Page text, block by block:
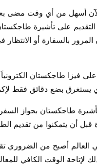
أسهل من أي وقت مضى
على تأشيرة
بالسفارة أو الانتظار
فيزا طاجكستان
يستغرق بضع دقائق فقط
طاجكستان بجواز
أن يتمكنوا من تقديم
في العالم أصبح من